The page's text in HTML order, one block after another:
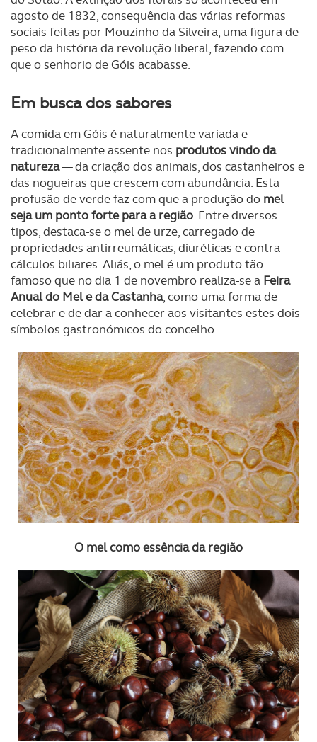
agosto de 1832, consequência das várias reformas
sociais feitas por Mouzinho da Silveira, uma figura de
peso da história da revolução liberal, fazendo com
que o senhorio de Góis acabasse.
Em busca dos sabores
A comida em Góis é naturalmente variada e
tradicionalmente assente nos produtos vindo da
natureza— da criação dos animais, dos castanheiros e
das nogueiras que crescem com abundância. Esta
profusão de verde faz com que a produção do mel
seja um ponto forte para a região. Entre diversos
tipos, destaca-se o mel de urze, carregado de
propriedades antirreumáticas, diuréticas e contra
cálculos biliares. Aliás, o mel é um produto tão
famoso que no dia 1 de novembro realiza-se a Feira
Anual do Mel e da Castanha, como uma forma de
celebrar e de dar a conhecer aos visitantes estes dois
símbolos gastronómicos do concelho.
O mel como essência da região